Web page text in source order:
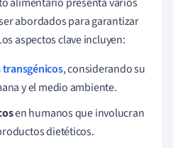
abordados para garantizar
aspectos clave incluyen:
, considerando su
y el medio ambiente.
en humanos que involucran
dietéticos.